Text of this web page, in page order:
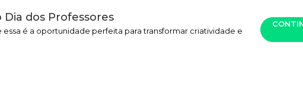
dos Professores
essa é a oportunidade perfeita para transformar criatividade e